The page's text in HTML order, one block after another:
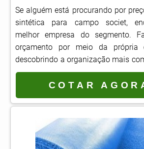
sanitizante e piso laminado
comprometida com os serviços e
qualificações possíveis pelo fato de
possuir escritório de alta
realizadas as atividades e
associados e trabalhadores de
garante o sucesso de cada cliente
ponta. Aproveite a visita para
saber mais sobre a empresa, os
Se alguém está procurando por
sintética para campo societ,
melhor empresa do segmento.
orçamento por meio da própria
descobrindo a organização mais
ramo.Quando o desejo é por
sintética para campo
colaboradores da Master
encontrar excelente custo-
qualidade nos serviços e
PREÇO DE GRAMA SINTÉTICA
SOCIETHá muitas maneiras
COTAR